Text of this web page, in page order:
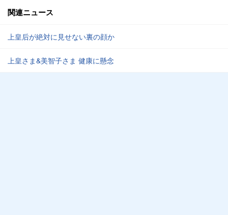
関連ニュース
上皇后が絶対に見せない裏の顔か
上皇さま&美智子さま 健康に懸念